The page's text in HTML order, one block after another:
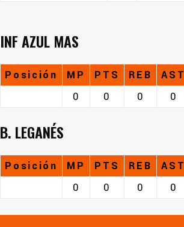
INF AZUL MAS
Posición MP PTS REB AST
0
0 0 0
B. LEGANÉS
Posición MP PTS REB AST
0
0 0 0